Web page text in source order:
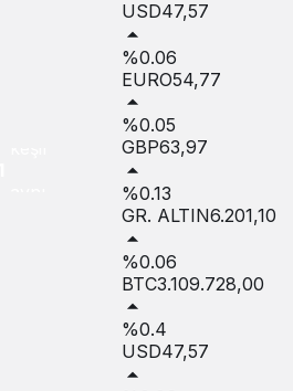
USD47,57
%0.06
EURO54,77
%0.05
GBP63,97
%0.13
GR. ALTIN6.201,10
%0.06
BTC3.109.728,00
%0.4
USD47,57